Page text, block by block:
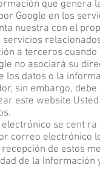
que genera
Google en los
nuestra con el
a terceros
no asociará su
los datos o la
sin embargo,
este website
se cent
correo electrónico
de estos
de la Información